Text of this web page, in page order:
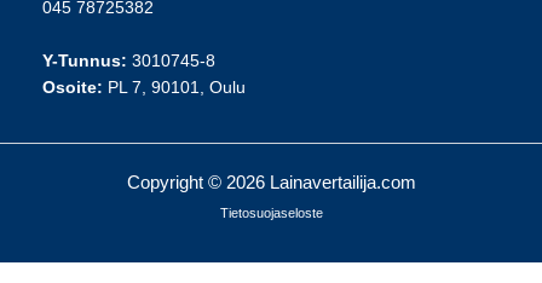
045 78725382
Y-Tunnus: 3010745-8
Osoite: PL 7, 90101, Oulu
Copyright © 2026 Lainavertailija.com
Tietosuojaseloste